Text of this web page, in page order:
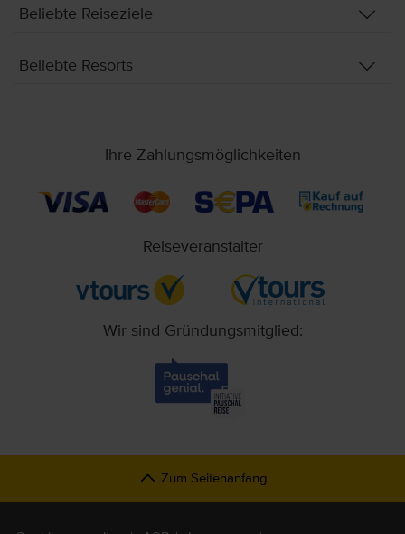
Beliebte Reiseziele
Beliebte Resorts
Ihre Zahlungsmöglichkeiten
Reiseveranstalter
Wir sind Gründungsmitglied:
Zum Seitenanfang